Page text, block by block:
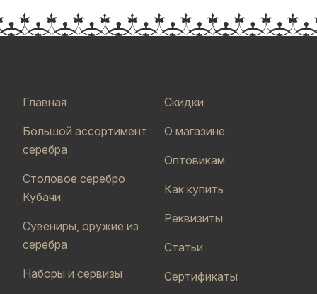
Главная
Большой ассортимент
серебра
Столовое серебро
Кубачи
Сувениры, оружие из
серебра
Наборы и сервизы
Скидки
О магазине
Оптовикам
Как купить
Реквизиты
Статьи
Сертификаты